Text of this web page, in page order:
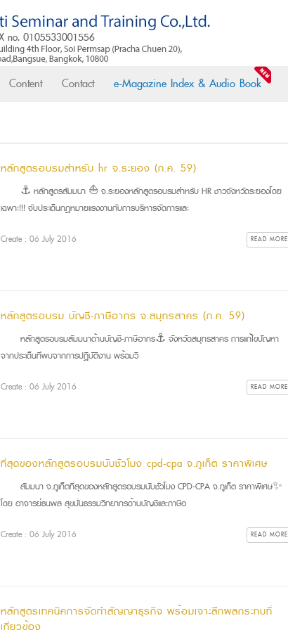
Content Contact e-Magazine Index & Audio Book
หลักสูตรอบรมสำหรับ hr จ.ระยอง (ก.ค. 59)
⚓ หลักสูตรสัมมนา ⛵ จ.ระยองหลักสูตรอบรมสำหรับ HR ชาวจังหวัดระยองโดย
เฉพาะ!!! จับประเด็นกฎหมายแรงงานกับการบริหารจัดการและ
Create : 06 July 2016 READ MORE
หลักสูตรอบรม บัญชี-ภาษีอากร จ.สมุทรสาคร (ก.ค. 59)
หลักสูตรอบรมสัมมนาด้านบัญชี-ภาษีอากร⚓ จังหวัดสมุทรสาคร การแก้ไขปัญหา
จากประเด็นที่พบจากการปฏิบัติงาน พร้อมวิ
Create : 06 July 2016 READ MORE
ที่สุดของหลักสูตรอบรมนับชั่วโมง cpd-cpa จ.ภูเก็ต ราคาพิเศษ
สัมมนา จ.ภูเก็ตที่สุดของหลักสูตรอบรมนับชั่วโมง CPD-CPA จ.ภูเก็ต ราคาพิเศษ✨
โดย อาจารย์ธนพล สุขมั่นธรรมวิทยากรด้านบัญชีและภาษีอ
Create : 06 July 2016 READ MORE
หลักสูตรเทคนิคการจัดทำสัญญาธุรกิจ พร้อมเจาะลึกผลกระทบที่